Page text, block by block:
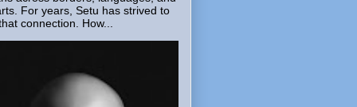
For years, Setu has strived to
connection. How...